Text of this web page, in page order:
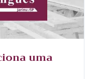
uma